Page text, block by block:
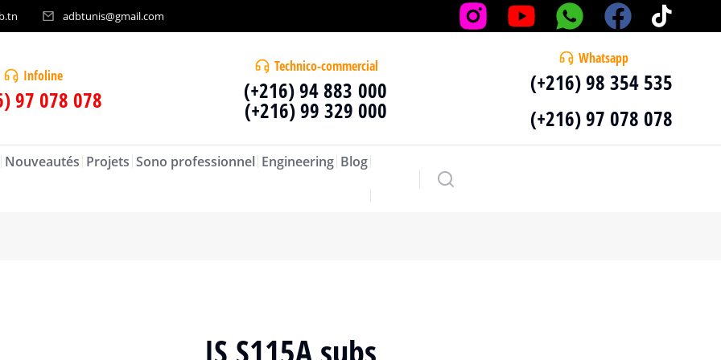
adbtunis@gmail.com
Infoline
97 078 078
Technico-commercial
(+216) 94 883 000
(+216) 99 329 000
Whatsapp
(+216) 98 354 535
(+216) 97 078 078
Nouveautés Projets Sono professionnel Engineering Blog